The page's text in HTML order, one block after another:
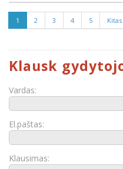
1 2 3 4 5 Kitas
Klausk
Vardas:
El.paštas:
Klausimas: